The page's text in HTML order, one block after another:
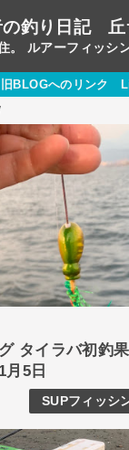
の釣り日記 丘
。 ルアーフィッシ
旧BLOGへのリンク
タイラバ初釣
月5日
SUPフィッシ